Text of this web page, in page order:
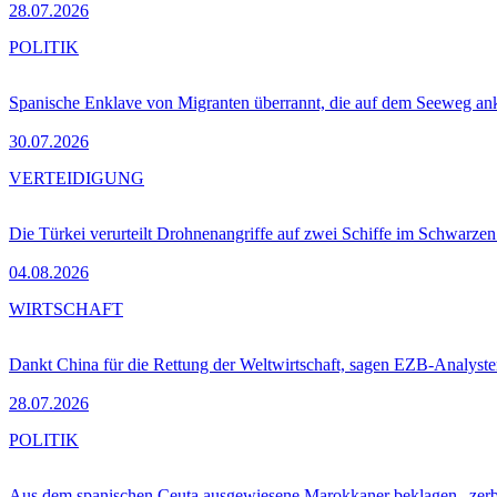
28.07.2026
Spanische Enklave von Migranten überrannt, die auf dem Seeweg
30.07.2026
POLITIK
Die Türkei verurteilt Drohnenangriffe auf zwei Schiffe im
04.08.2026
VERTEIDIGUNG
Dankt China für die Rettung der Weltwirtschaft, sagen EZB-
28.07.2026
WIRTSCHAFT
POLITIK